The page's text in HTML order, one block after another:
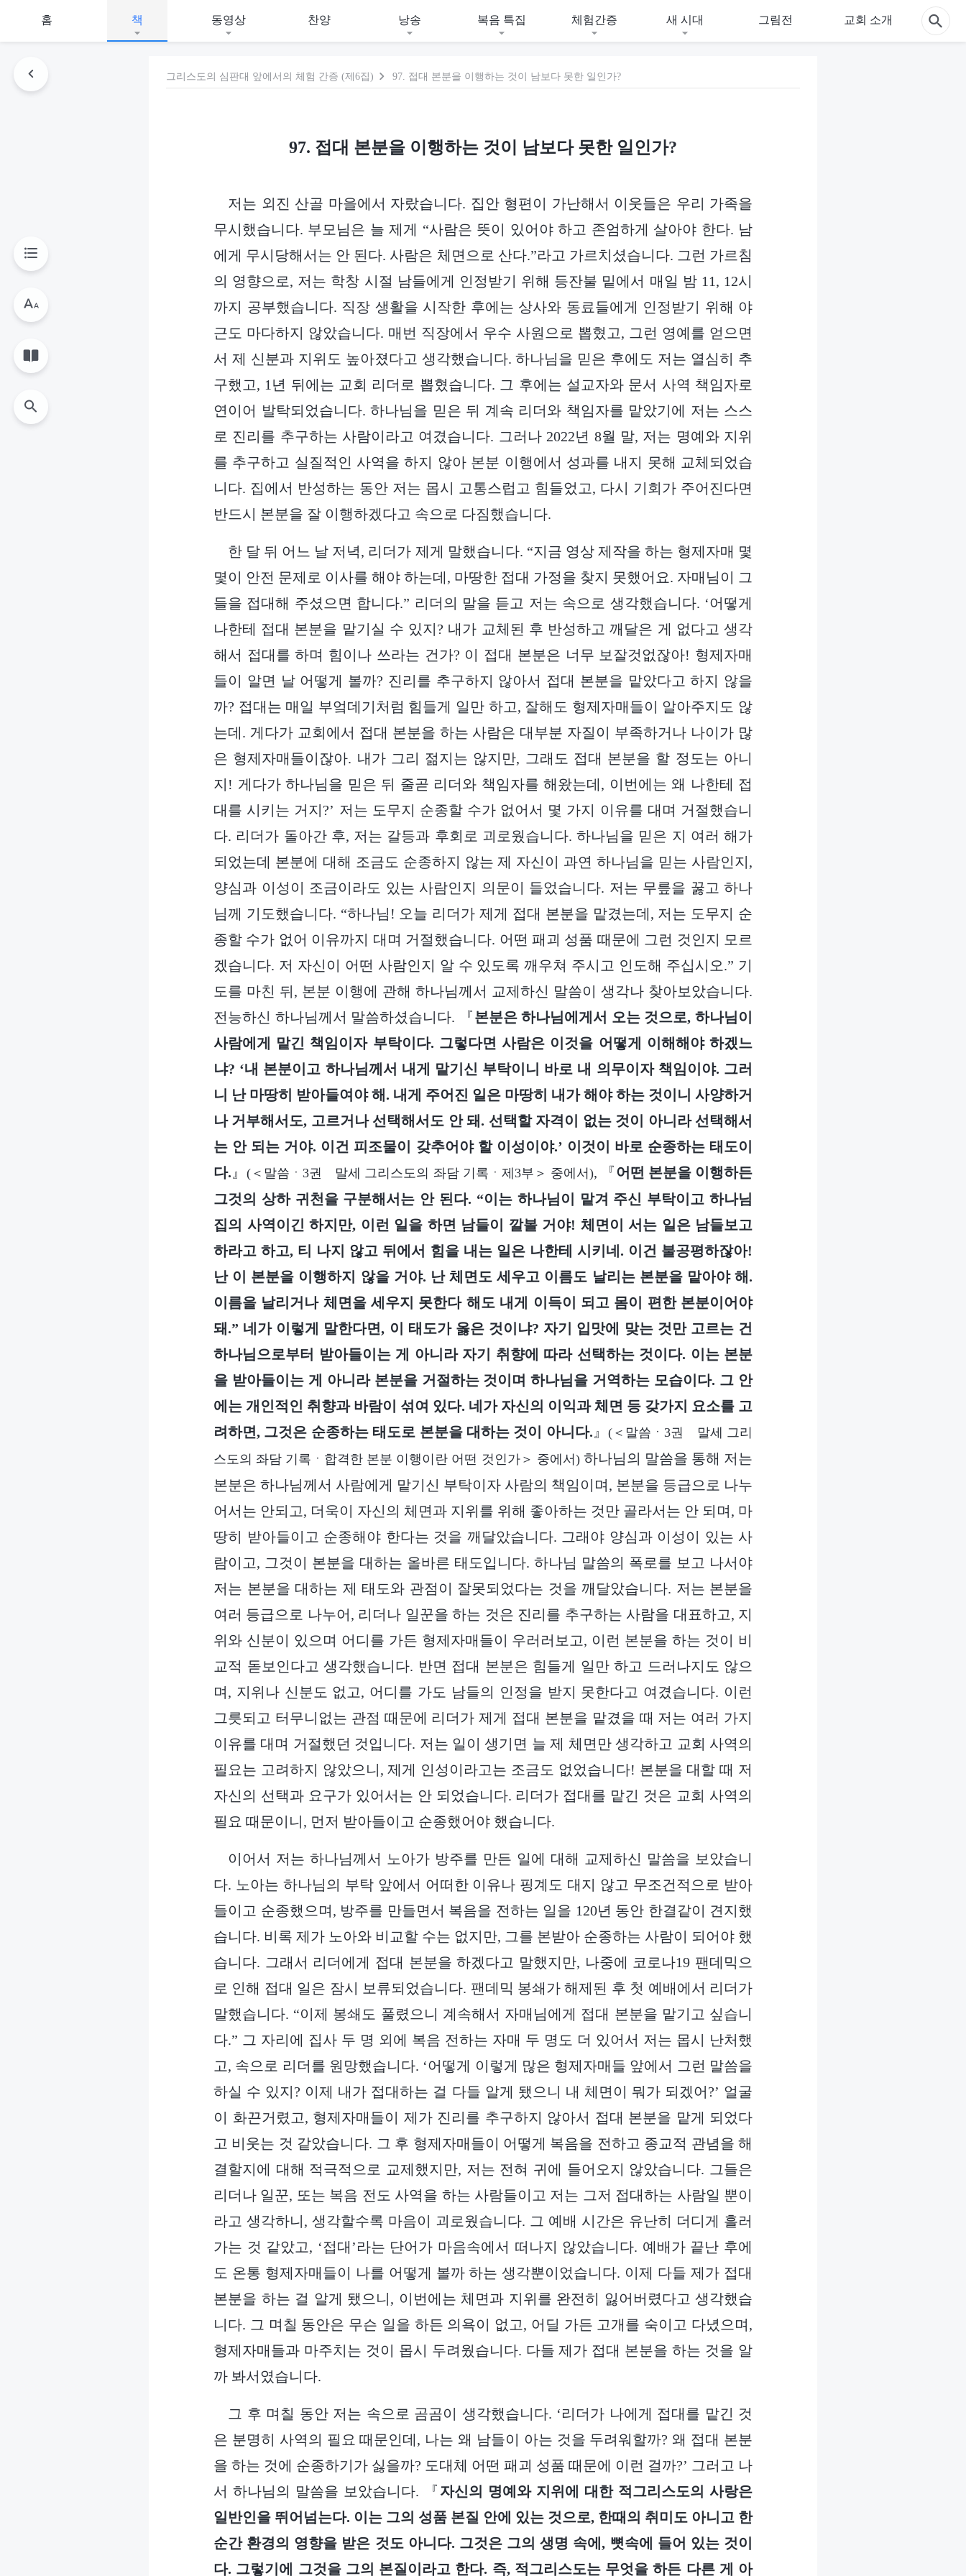
홈 책 동영상 찬양 낭송 복음 특집 체험간증 새 시대 그림전 교회 소개
그리스도의 심판대 앞에서의 체험 간증 (제6집) 97. 접대 본분을 이행하는 것이 남보다 못한 일인가?
97. 접대 본분을 이행하는 것이 남보다 못한 일인가?
저는 외진 산골 마을에서 자랐습니다. 집안 형편이 가난해서 이웃들은 우리 가족을
무시했습니다. 부모님은 늘 제게 “사람은 뜻이 있어야 하고 존엄하게 살아야 한다. 남
에게 무시당해서는 안 된다. 사람은 체면으로 산다.”라고 가르치셨습니다. 그런 가르침
의 영향으로, 저는 학창 시절 남들에게 인정받기 위해 등잔불 밑에서 매일 밤 11, 12시
까지 공부했습니다. 직장 생활을 시작한 후에는 상사와 동료들에게 인정받기 위해 야
근도 마다하지 않았습니다. 매번 직장에서 우수 사원으로 뽑혔고, 그런 영예를 얻으면
서 제 신분과 지위도 높아졌다고 생각했습니다. 하나님을 믿은 후에도 저는 열심히 추
구했고, 1년 뒤에는 교회 리더로 뽑혔습니다. 그 후에는 설교자와 문서 사역 책임자로
연이어 발탁되었습니다. 하나님을 믿은 뒤 계속 리더와 책임자를 맡았기에 저는 스스
로 진리를 추구하는 사람이라고 여겼습니다. 그러나 2022년 8월 말, 저는 명예와 지위
를 추구하고 실질적인 사역을 하지 않아 본분 이행에서 성과를 내지 못해 교체되었습
니다. 집에서 반성하는 동안 저는 몹시 고통스럽고 힘들었고, 다시 기회가 주어진다면
반드시 본분을 잘 이행하겠다고 속으로 다짐했습니다.
한 달 뒤 어느 날 저녁, 리더가 제게 말했습니다. “지금 영상 제작을 하는 형제자매 몇
몇이 안전 문제로 이사를 해야 하는데, 마땅한 접대 가정을 찾지 못했어요. 자매님이 그
들을 접대해 주셨으면 합니다.” 리더의 말을 듣고 저는 속으로 생각했습니다. ‘어떻게
나한테 접대 본분을 맡기실 수 있지? 내가 교체된 후 반성하고 깨달은 게 없다고 생각
해서 접대를 하며 힘이나 쓰라는 건가? 이 접대 본분은 너무 보잘것없잖아! 형제자매
들이 알면 날 어떻게 볼까? 진리를 추구하지 않아서 접대 본분을 맡았다고 하지 않을
까? 접대는 매일 부엌데기처럼 힘들게 일만 하고, 잘해도 형제자매들이 알아주지도 않
는데. 게다가 교회에서 접대 본분을 하는 사람은 대부분 자질이 부족하거나 나이가 많
은 형제자매들이잖아. 내가 그리 젊지는 않지만, 그래도 접대 본분을 할 정도는 아니
지! 게다가 하나님을 믿은 뒤 줄곧 리더와 책임자를 해왔는데, 이번에는 왜 나한테 접
대를 시키는 거지?’ 저는 도무지 순종할 수가 없어서 몇 가지 이유를 대며 거절했습니
다. 리더가 돌아간 후, 저는 갈등과 후회로 괴로웠습니다. 하나님을 믿은 지 여러 해가
되었는데 본분에 대해 조금도 순종하지 않는 제 자신이 과연 하나님을 믿는 사람인지,
양심과 이성이 조금이라도 있는 사람인지 의문이 들었습니다. 저는 무릎을 꿇고 하나
님께 기도했습니다. “하나님! 오늘 리더가 제게 접대 본분을 맡겼는데, 저는 도무지 순
종할 수가 없어 이유까지 대며 거절했습니다. 어떤 패괴 성품 때문에 그런 것인지 모르
겠습니다. 저 자신이 어떤 사람인지 알 수 있도록 깨우쳐 주시고 인도해 주십시오.” 기
도를 마친 뒤, 본분 이행에 관해 하나님께서 교제하신 말씀이 생각나 찾아보았습니다.
전능하신 하나님께서 말씀하셨습니다. 『본분은 하나님에게서 오는 것으로, 하나님이
사람에게 맡긴 책임이자 부탁이다. 그렇다면 사람은 이것을 어떻게 이해해야 하겠느
냐? ‘내 본분이고 하나님께서 내게 맡기신 부탁이니 바로 내 의무이자 책임이야. 그러
니 난 마땅히 받아들여야 해. 내게 주어진 일은 마땅히 내가 해야 하는 것이니 사양하거
나 거부해서도, 고르거나 선택해서도 안 돼. 선택할 자격이 없는 것이 아니라 선택해서
는 안 되는 거야. 이건 피조물이 갖추어야 할 이성이야.’ 이것이 바로 순종하는 태도이
다. 』 (＜말씀ㆍ3권 말세 그리스도의 좌담 기록ㆍ제3부＞ 중에서), 『어떤 본분을 이행하든
그것의 상하 귀천을 구분해서는 안 된다. “이는 하나님이 맡겨 주신 부탁이고 하나님
집의 사역이긴 하지만, 이런 일을 하면 남들이 깔볼 거야! 체면이 서는 일은 남들보고
하라고 하고, 티 나지 않고 뒤에서 힘을 내는 일은 나한테 시키네. 이건 불공평하잖아!
난 이 본분을 이행하지 않을 거야. 난 체면도 세우고 이름도 날리는 본분을 맡아야 해.
이름을 날리거나 체면을 세우지 못한다 해도 내게 이득이 되고 몸이 편한 본분이어야
돼.” 네가 이렇게 말한다면, 이 태도가 옳은 것이냐? 자기 입맛에 맞는 것만 고르는 건
하나님으로부터 받아들이는 게 아니라 자기 취향에 따라 선택하는 것이다. 이는 본분
을 받아들이는 게 아니라 본분을 거절하는 것이며 하나님을 거역하는 모습이다. 그 안
에는 개인적인 취향과 바람이 섞여 있다. 네가 자신의 이익과 체면 등 갖가지 요소를 고
려하면, 그것은 순종하는 태도로 본분을 대하는 것이 아니다. 』 (＜말씀ㆍ3권 말세 그리
스도의 좌담 기록ㆍ합격한 본분 이행이란 어떤 것인가＞ 중에서)하나님의 말씀을 통해 저는
본분은 하나님께서 사람에게 맡기신 부탁이자 사람의 책임이며, 본분을 등급으로 나누
어서는 안되고, 더욱이 자신의 체면과 지위를 위해 좋아하는 것만 골라서는 안 되며, 마
땅히 받아들이고 순종해야 한다는 것을 깨달았습니다. 그래야 양심과 이성이 있는 사
람이고, 그것이 본분을 대하는 올바른 태도입니다. 하나님 말씀의 폭로를 보고 나서야
저는 본분을 대하는 제 태도와 관점이 잘못되었다는 것을 깨달았습니다. 저는 본분을
여러 등급으로 나누어, 리더나 일꾼을 하는 것은 진리를 추구하는 사람을 대표하고, 지
위와 신분이 있으며 어디를 가든 형제자매들이 우러러보고, 이런 본분을 하는 것이 비
교적 돋보인다고 생각했습니다. 반면 접대 본분은 힘들게 일만 하고 드러나지도 않으
며, 지위나 신분도 없고, 어디를 가도 남들의 인정을 받지 못한다고 여겼습니다. 이런
그릇되고 터무니없는 관점 때문에 리더가 제게 접대 본분을 맡겼을 때 저는 여러 가지
이유를 대며 거절했던 것입니다. 저는 일이 생기면 늘 제 체면만 생각하고 교회 사역의
필요는 고려하지 않았으니, 제게 인성이라고는 조금도 없었습니다! 본분을 대할 때 저
자신의 선택과 요구가 있어서는 안 되었습니다. 리더가 접대를 맡긴 것은 교회 사역의
필요 때문이니, 먼저 받아들이고 순종했어야 했습니다.
이어서 저는 하나님께서 노아가 방주를 만든 일에 대해 교제하신 말씀을 보았습니
다. 노아는 하나님의 부탁 앞에서 어떠한 이유나 핑계도 대지 않고 무조건적으로 받아
들이고 순종했으며, 방주를 만들면서 복음을 전하는 일을 120년 동안 한결같이 견지했
습니다. 비록 제가 노아와 비교할 수는 없지만, 그를 본받아 순종하는 사람이 되어야 했
습니다. 그래서 리더에게 접대 본분을 하겠다고 말했지만, 나중에 코로나19 팬데믹으
로 인해 접대 일은 잠시 보류되었습니다. 팬데믹 봉쇄가 해제된 후 첫 예배에서 리더가
말했습니다. “이제 봉쇄도 풀렸으니 계속해서 자매님에게 접대 본분을 맡기고 싶습니
다.” 그 자리에 집사 두 명 외에 복음 전하는 자매 두 명도 더 있어서 저는 몹시 난처했
고, 속으로 리더를 원망했습니다. ‘어떻게 이렇게 많은 형제자매들 앞에서 그런 말씀을
하실 수 있지? 이제 내가 접대하는 걸 다들 알게 됐으니 내 체면이 뭐가 되겠어?’ 얼굴
이 화끈거렸고, 형제자매들이 제가 진리를 추구하지 않아서 접대 본분을 맡게 되었다
고 비웃는 것 같았습니다. 그 후 형제자매들이 어떻게 복음을 전하고 종교적 관념을 해
결할지에 대해 적극적으로 교제했지만, 저는 전혀 귀에 들어오지 않았습니다. 그들은
리더나 일꾼, 또는 복음 전도 사역을 하는 사람들이고 저는 그저 접대하는 사람일 뿐이
라고 생각하니, 생각할수록 마음이 괴로웠습니다. 그 예배 시간은 유난히 더디게 흘러
가는 것 같았고, ‘접대’라는 단어가 마음속에서 떠나지 않았습니다. 예배가 끝난 후에
도 온통 형제자매들이 나를 어떻게 볼까 하는 생각뿐이었습니다. 이제 다들 제가 접대
본분을 하는 걸 알게 됐으니, 이번에는 체면과 지위를 완전히 잃어버렸다고 생각했습
니다. 그 며칠 동안은 무슨 일을 하든 의욕이 없고, 어딜 가든 고개를 숙이고 다녔으며,
형제자매들과 마주치는 것이 몹시 두려웠습니다. 다들 제가 접대 본분을 하는 것을 알
까 봐서였습니다.
그 후 며칠 동안 저는 속으로 곰곰이 생각했습니다. ‘리더가 나에게 접대를 맡긴 것
은 분명히 사역의 필요 때문인데, 나는 왜 남들이 아는 것을 두려워할까? 왜 접대 본분
을 하는 것에 순종하기가 싫을까? 도대체 어떤 패괴 성품 때문에 이런 걸까?’ 그러고 나
서 하나님의 말씀을 보았습니다. 『 자신의 명예와 지위에 대한 적그리스도의 사랑은
일반인을 뛰어넘는다. 이는 그의 성품 본질 안에 있는 것으로, 한때의 취미도 아니고 한
순간 환경의 영향을 받은 것도 아니다. 그것은 그의 생명 속에, 뼛속에 들어 있는 것이
다. 그렇기에 그것을 그의 본질이라고 한다. 즉, 적그리스도는 무엇을 하든 다른 게 아